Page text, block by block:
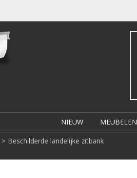
NIEUW MEUBELEN
Beschilderde landelijke zitbank